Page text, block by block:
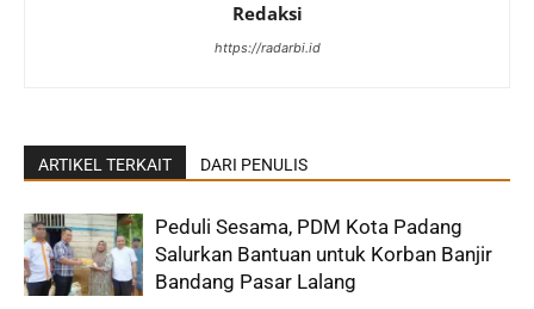
Redaksi
https://radarbi.id
ARTIKEL TERKAIT DARI PENULIS
Peduli Sesama, PDM Kota Padang
Salurkan Bantuan untuk Korban Banjir
Bandang Pasar Lalang